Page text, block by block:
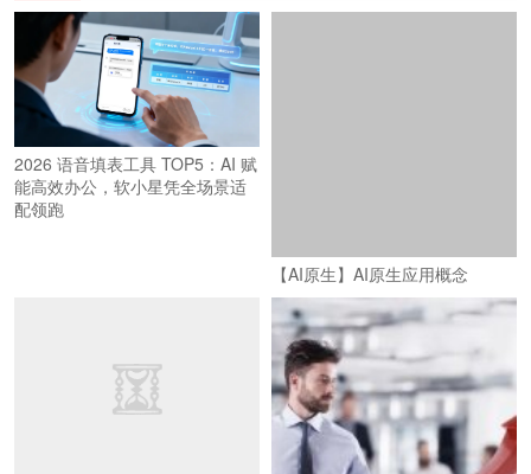
2026 语音填表工具 TOP5：AI 赋
能高效办公，软小星凭全场景适
配领跑
【AI原生】AI原生应用概念